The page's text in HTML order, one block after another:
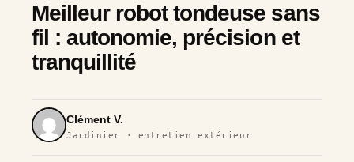
Meilleur robot tondeuse sans
fil : autonomie, précision et
tranquillité
Clément V.
Jardinier · entretien extérieur